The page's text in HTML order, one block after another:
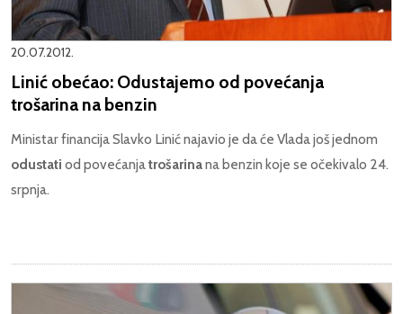
20.07.2012.
Linić obećao: Odustajemo od povećanja
trošarina na benzin
Ministar financija Slavko Linić najavio je da će Vlada još jednom
odustati od povećanjatrošarinana benzin koje se očekivalo 24.
srpnja.